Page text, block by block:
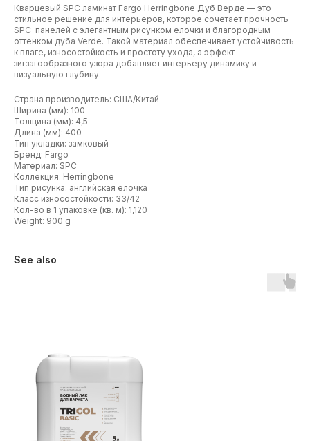
Кварцевый SPC ламинат Fargo Herringbone Дуб Верде — это
стильное решение для интерьеров, которое сочетает прочность
SPC-панелей с элегантным рисунком елочки и благородным
оттенком дуба Verde. Такой материал обеспечивает устойчивость
к влаге, износостойкость и простоту ухода, а эффект
зигзагообразного узора добавляет интерьеру динамику и
визуальную глубину.
Страна производитель: США/Китай
Ширина (мм): 100
Толщина (мм): 4,5
Длина (мм): 400
Тип укладки: замковый
Бренд: Fargo
Материал: SPC
Коллекция: Herringbone
Тип рисунка: английская ёлочка
Класс износостойкости: 33/42
Кол-во в 1 упаковке (кв. м): 1,120
Weight: 900 g
See also